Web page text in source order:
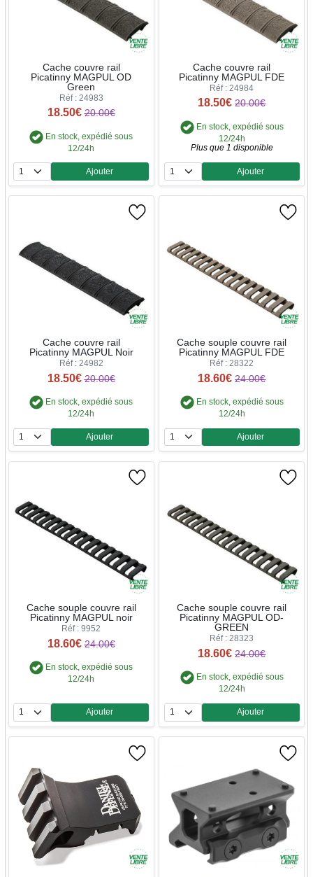
Cache couvre rail
Picatinny MAGPUL OD
Green
Réf : 24983
18.50€ 20.00€
En stock, expédié sous
12/24h
Quantité
Ajouter
Cache couvre rail
Picatinny MAGPUL FDE
Réf : 24984
18.50€ 20.00€
En stock, expédié sous
12/24h
Plus que 1 disponible
Quantité
Ajouter
Cache couvre rail
Picatinny MAGPUL Noir
Réf : 24982
18.50€ 20.00€
En stock, expédié sous
12/24h
Quantité
Ajouter
Cache souple couvre rail
Picatinny MAGPUL FDE
Réf : 28322
18.60€ 24.00€
En stock, expédié sous
12/24h
Quantité
Ajouter
Cache souple couvre rail
Picatinny MAGPUL noir
Réf : 9952
18.60€ 24.00€
En stock, expédié sous
12/24h
Quantité
Ajouter
Cache souple couvre rail
Picatinny MAGPUL OD-
GREEN
Réf : 28323
18.60€ 24.00€
En stock, expédié sous
12/24h
Quantité
Ajouter